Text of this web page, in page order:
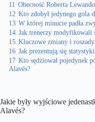
11 Obecność Roberta
12 Kto zdobył jedynego gola
13 W której minucie padła
14 Jak trenerzy modyfikowali
15 Kluczowe zmiany i
16 Jak prezentują się
17 Kto sędziował pojedynek
Alavés?
Jakie były wyjściowe
Alavés?